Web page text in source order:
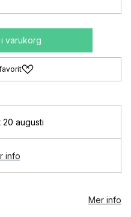
varukorg
augusti
info
Mer info